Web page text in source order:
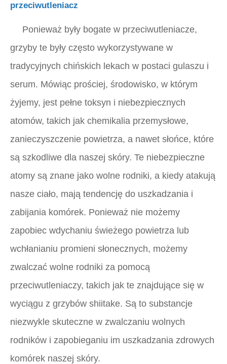
przeciwutleniacz
Ponieważ były bogate w przeciwutleniacze,
grzyby te były często wykorzystywane w
tradycyjnych chińskich lekach w postaci gulaszu i
serum. Mówiąc prościej, środowisko, w którym
żyjemy, jest pełne toksyn i niebezpiecznych
atomów, takich jak chemikalia przemysłowe,
zanieczyszczenie powietrza, a nawet słońce, które
są szkodliwe dla naszej skóry. Te niebezpieczne
atomy są znane jako wolne rodniki, a kiedy atakują
nasze ciało, mają tendencję do uszkadzania i
zabijania komórek. Ponieważ nie możemy
zapobiec wdychaniu świeżego powietrza lub
wchłanianiu promieni słonecznych, możemy
zwalczać wolne rodniki za pomocą
przeciwutleniaczy, takich jak te znajdujące się w
wyciągu z grzybów shiitake. Są to substancje
niezwykle skuteczne w zwalczaniu wolnych
rodników i zapobieganiu im uszkadzania zdrowych
komórek naszej skóry.